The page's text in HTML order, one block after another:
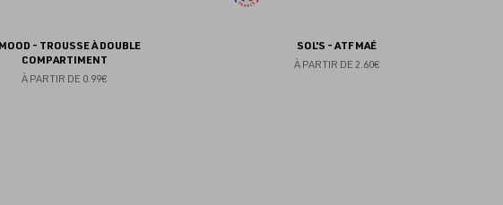
- TROUSSE À DOUBLE
COMPARTIMENT
À PARTIR DE 0.99€
SOL'S - ATF MAÉ
À PARTIR DE 2.60€